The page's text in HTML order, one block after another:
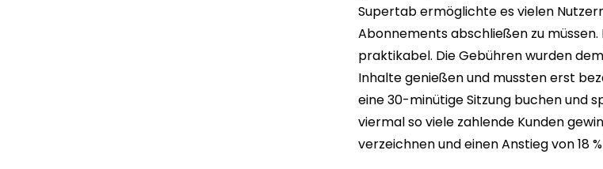
Supertab ermöglichte es vielen
Abonnements abschließen zu
praktikabel. Die Gebühren wurden
Inhalte genießen und mussten erst
eine 30-minütige Sitzung buchen und
viermal so viele zahlende Kunden
verzeichnen und einen Anstieg von 18